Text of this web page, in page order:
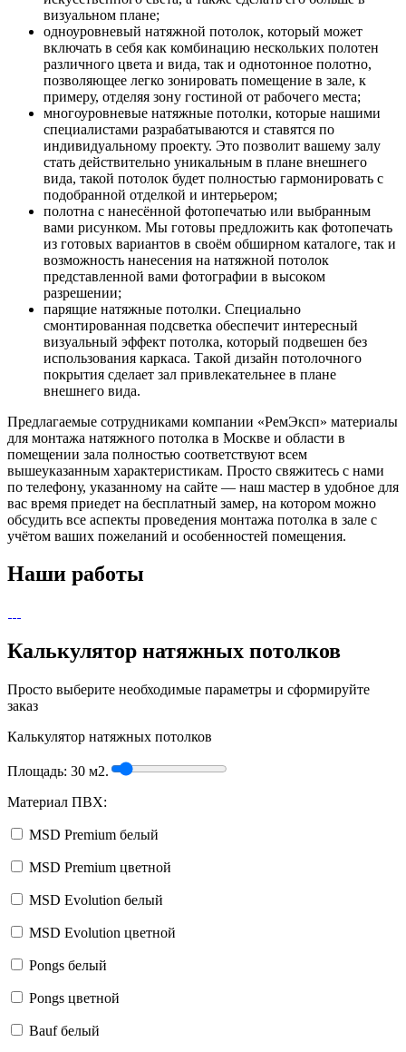
визуальном плане;
одноуровневый натяжной потолок, который может
включать в себя как комбинацию нескольких полотен
различного цвета и вида, так и однотонное полотно,
позволяющее легко зонировать помещение в зале, к
примеру, отделяя зону гостиной от рабочего места;
многоуровневые натяжные потолки, которые нашими
специалистами разрабатываются и ставятся по
индивидуальному проекту. Это позволит вашему залу
стать действительно уникальным в плане внешнего
вида, такой потолок будет полностью гармонировать с
подобранной отделкой и интерьером;
полотна с нанесённой фотопечатью или выбранным
вами рисунком. Мы готовы предложить как фотопечать
из готовых вариантов в своём обширном каталоге, так и
возможность нанесения на натяжной потолок
представленной вами фотографии в высоком
разрешении;
парящие натяжные потолки. Специально
смонтированная подсветка обеспечит интересный
визуальный эффект потолка, который подвешен без
использования каркаса. Такой дизайн потолочного
покрытия сделает зал привлекательнее в плане
внешнего вида.
Предлагаемые сотрудниками компании «РемЭксп» материалы
для монтажа натяжного потолка в Москве и области в
помещении зала полностью соответствуют всем
вышеуказанным характеристикам. Просто свяжитесь с нами
по телефону, указанному на сайте — наш мастер в удобное для
вас время приедет на бесплатный замер, на котором можно
обсудить все аспекты проведения монтажа потолка в зале с
учётом ваших пожеланий и особенностей помещения.
Наши работы
Калькулятор натяжных потолков
Просто выберите необходимые параметры и сформируйте
заказ
Калькулятор натяжных потолков
Площадь: 30 м2.
Материал ПВХ:
MSD Premium белый
MSD Premium цветной
MSD Evolution белый
MSD Evolution цветной
Pongs белый
Pongs цветной
Bauf белый